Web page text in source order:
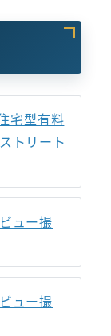
宅型有料
トリート
ュー撮
ュー撮